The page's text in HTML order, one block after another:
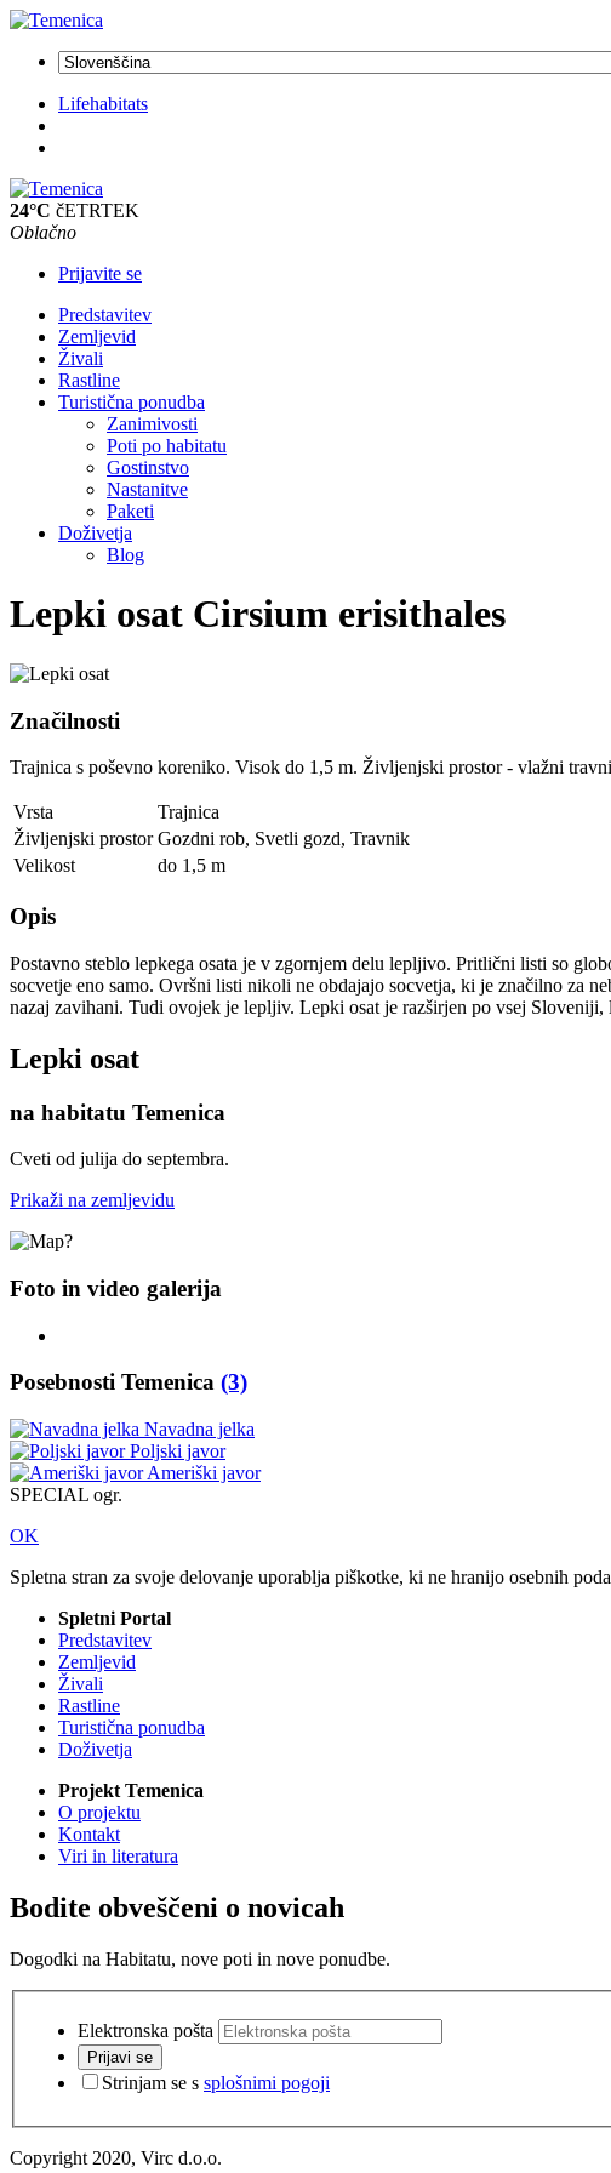
Lifehabitats
24°C čETRTEK
Oblačno
Prijavite se
Predstavitev
Zemljevid
Živali
Rastline
Turistična ponudba
Zanimivosti
Poti po habitatu
Gostinstvo
Nastanitve
Paketi
Doživetja
Blog
Lepki osat Cirsium erisithales
Značilnosti
Trajnica s poševno koreniko. Visok do 1,5 m. Življenjski prostor - vlažni
Vrsta
Trajnica
Življenjski prostor Gozdni rob, Svetli gozd, Travnik
Velikost
do 1,5 m
Opis
Postavno steblo lepkega osata je v zgornjem delu lepljivo. Pritlični listi so
socvetje eno samo. Ovršni listi nikoli ne obdajajo socvetja, ki je značilno
nazaj zavihani. Tudi ovojek je lepljiv. Lepki osat je razširjen po vsej
Lepki osat
na habitatu Temenica
Cveti od julija do septembra.
Prikaži na zemljevidu
Foto in video galerija
Posebnosti Temenica (3)
Navadna jelka
Poljski javor
Ameriški javor
SPECIAL ogr.
OK
Spletna stran za svoje delovanje uporablja piškotke, ki ne hranijo osebnih
Spletni Portal
Predstavitev
Zemljevid
Živali
Rastline
Turistična ponudba
Doživetja
Projekt Temenica
O projektu
Kontakt
Viri in literatura
Bodite obveščeni o novicah
Dogodki na Habitatu, nove poti in nove ponudbe.
Elektronska pošta
Prijavi se
Strinjam se s splošnimi pogoji
Copyright 2020, Virc d.o.o.